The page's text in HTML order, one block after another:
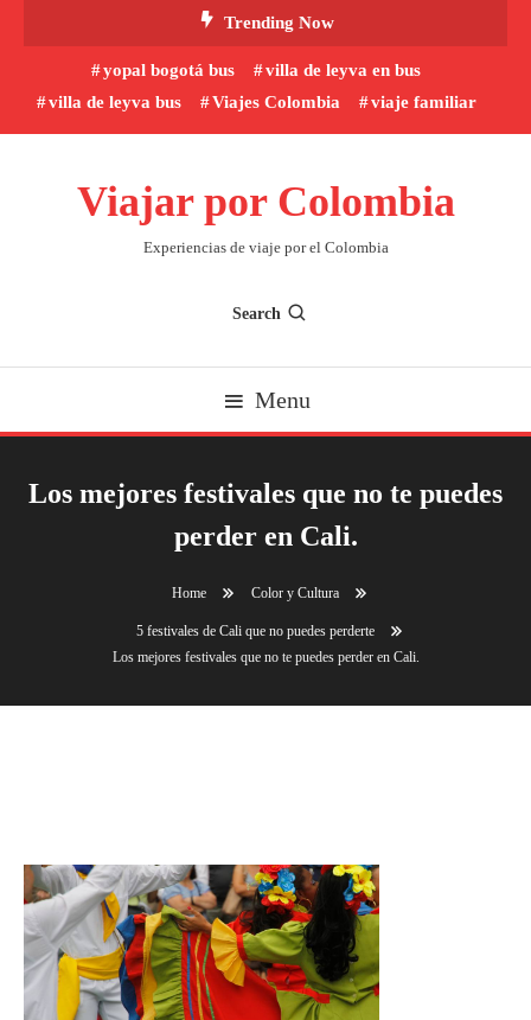
Trending Now
yopal bogotá bus
villa de leyva en bus
villa de leyva bus
Viajes Colombia viaje familiar
Viajar por Colombia
Experiencias de viaje por el Colombia
Search
Menu
Los mejores festivales que no te puedes
perder en Cali.
Home Color y Cultura
5 festivales de Cali que no puedes perderte
Los mejores festivales que no te puedes perder en Cali.